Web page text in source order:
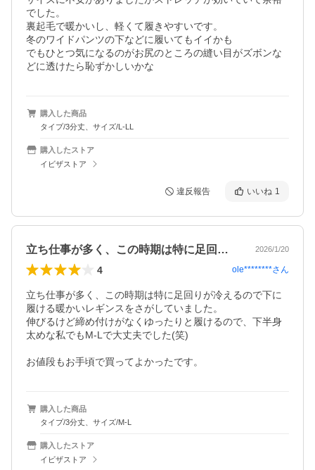
でした。
裏起毛で暖かいし、軽くて履きやすいです。
冬のワイドパンツの下などに履いてもイイかも
でもひとつ気になるのがお尻のところの縫い目がズボンな
どに透けたら恥ずかしいかな
購入した商品
タイプ/3分丈、サイズ/L-LL
購入したストア
イビザストア
違反報告 いいね 1
立ち仕事が多く、この時期は特に足回りが… 2026/1/20
4 ole********さん
立ち仕事が多く、この時期は特に足回りが冷えるので下に
履ける暖かいレギンスをさがしていました。
伸びるけど締め付けがなくゆったりと履けるので、下半身
太めな私でもM-Lで大丈夫でした(笑)
お値段もお手頃で買ってよかったです。
購入した商品
タイプ/3分丈、サイズ/M-L
購入したストア
イビザストア